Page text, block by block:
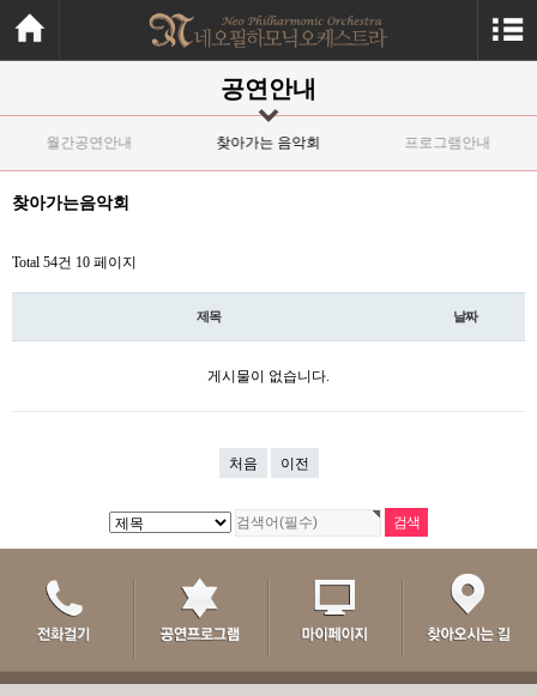
공연안내
월간공연안내 찾아가는 음악회 프로그램안내
찾아가는음악회
Total 54건 10 페이지
제목 날짜
게시물이 없습니다.
처음 이전